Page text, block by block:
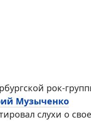
рок-
Музыченко
слухи о